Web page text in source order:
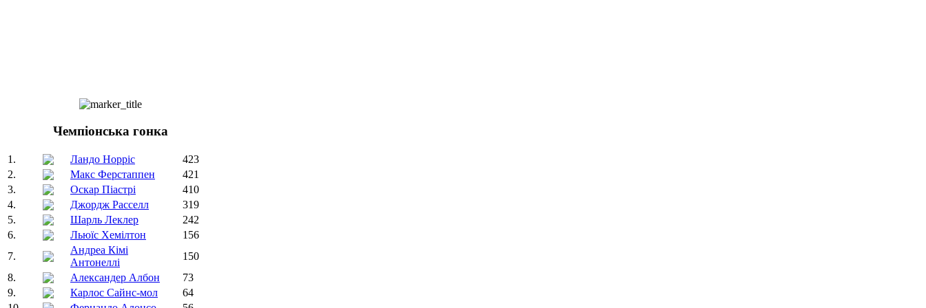
Чемпіонська гонка
1. Ландо Норріс
423
2.
Макс Ферстаппен
421
3.
Оскар Піастрі
410
4.
Джордж Расселл
319
5.
Шарль Леклер
242
6.
Льюїс Хемілтон
156
7.
Андреа Кімі
Антонеллі
150
8.
Александер Албон
73
9.
Карлос Сайнс-мол
64